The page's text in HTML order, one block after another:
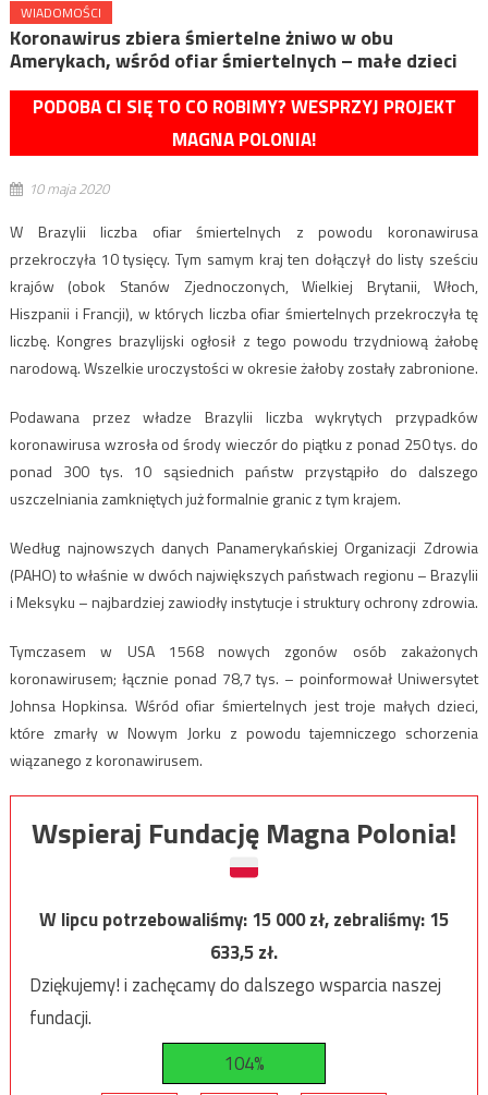
WIADOMOŚCI
Koronawirus zbiera śmiertelne żniwo w obu
Amerykach, wśród ofiar śmiertelnych – małe dzieci
PODOBA CI SIĘ TO CO ROBIMY? WESPRZYJ PROJEKT
MAGNA POLONIA!
10 maja 2020
W Brazylii liczba ofiar śmiertelnych z powodu koronawirusa
przekroczyła 10 tysięcy. Tym samym kraj ten dołączył do listy sześciu
krajów (obok Stanów Zjednoczonych, Wielkiej Brytanii, Włoch,
Hiszpanii i Francji), w których liczba ofiar śmiertelnych przekroczyła tę
liczbę. Kongres brazylijski ogłosił z tego powodu trzydniową żałobę
narodową. Wszelkie uroczystości w okresie żałoby zostały zabronione.
Podawana przez władze Brazylii liczba wykrytych przypadków
koronawirusa wzrosła od środy wieczór do piątku z ponad 250 tys. do
ponad 300 tys. 10 sąsiednich państw przystąpiło do dalszego
uszczelniania zamkniętych już formalnie granic z tym krajem.
Według najnowszych danych Panamerykańskiej Organizacji Zdrowia
(PAHO) to właśnie w dwóch największych państwach regionu – Brazylii
i Meksyku – najbardziej zawiodły instytucje i struktury ochrony zdrowia.
Tymczasem w USA 1568 nowych zgonów osób zakażonych
koronawirusem; łącznie ponad 78,7 tys. – poinformował Uniwersytet
Johnsa Hopkinsa. Wśród ofiar śmiertelnych jest troje małych dzieci,
które zmarły w Nowym Jorku z powodu tajemniczego schorzenia
wiązanego z koronawirusem.
Wspieraj Fundację Magna Polonia!
W lipcu potrzebowaliśmy:15 000zł, zebraliśmy:15
633,5zł.
Dziękujemy! i zachęcamy do dalszego wsparcia naszej
fundacji.
104%